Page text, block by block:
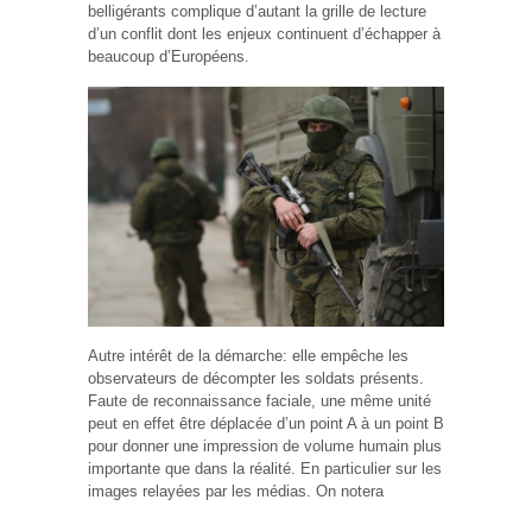
belligérants complique d’autant la grille de lecture
d’un conflit dont les enjeux continuent d’échapper à
beaucoup d’Européens.
Autre intérêt de la démarche: elle empêche les
observateurs de décompter les soldats présents.
Faute de reconnaissance faciale, une même unité
peut en effet être déplacée d’un point A à un point B
pour donner une impression de volume humain plus
importante que dans la réalité. En particulier sur les
images relayées par les médias. On notera